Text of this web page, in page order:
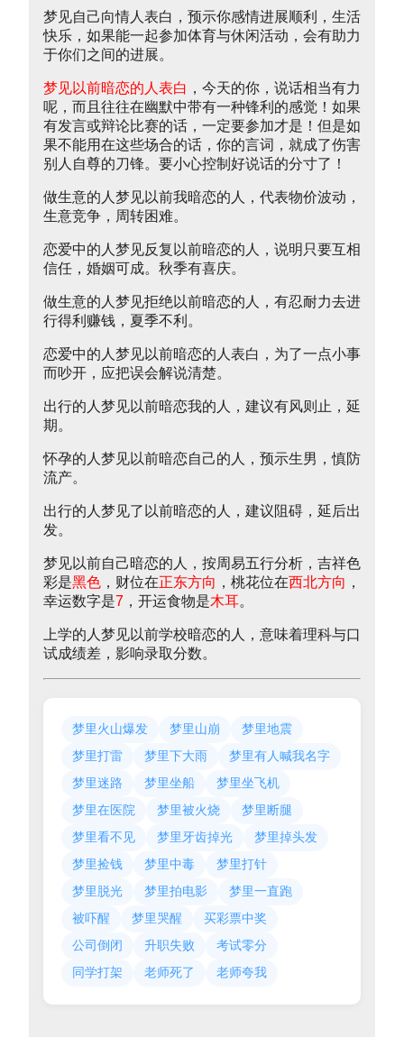
梦见自己向情人表白，预示你感情进展顺利，生活
快乐，如果能一起参加体育与休闲活动，会有助力
于你们之间的进展。
梦见以前暗恋的人表白 ，今天的你，说话相当有力
呢，而且往往在幽默中带有一种锋利的感觉！如果
有发言或辩论比赛的话，一定要参加才是！但是如
果不能用在这些场合的话，你的言词，就成了伤害
别人自尊的刀锋。要小心控制好说话的分寸了！
做生意的人梦见以前我暗恋的人，代表物价波动，
生意竞争，周转困难。
恋爱中的人梦见反复以前暗恋的人，说明只要互相
信任，婚姻可成。秋季有喜庆。
做生意的人梦见拒绝以前暗恋的人，有忍耐力去进
行得利赚钱，夏季不利。
恋爱中的人梦见以前暗恋的人表白，为了一点小事
而吵开，应把误会解说清楚。
出行的人梦见以前暗恋我的人，建议有风则止，延
期。
怀孕的人梦见以前暗恋自己的人，预示生男，慎防
流产。
出行的人梦见了以前暗恋的人，建议阻碍，延后出
发。
梦见以前自己暗恋的人，按周易五行分析，吉祥色
彩是黑色 ，财位在正东方向 ，桃花位在西北方向 ，
幸运数字是7 ，开运食物是木耳。
上学的人梦见以前学校暗恋的人，意味着理科与口
试成绩差，影响录取分数。
梦里火山爆发 梦里山崩
梦里地震
梦里打雷
梦里下大雨
梦里有人喊我名字
梦里迷路
梦里坐船
梦里坐飞机
梦里在医院
梦里被火烧
梦里断腿
梦里看不见
梦里牙齿掉光
梦里掉头发
梦里捡钱
梦里中毒
梦里打针
梦里脱光
梦里拍电影
梦里一直跑
被吓醒
梦里哭醒
买彩票中奖
公司倒闭
升职失败
考试零分
同学打架
老师死了 老师夸我